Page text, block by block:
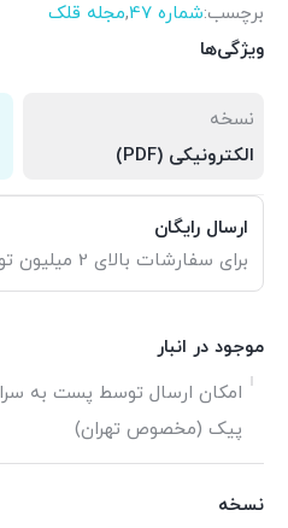
برچسب:شماره 47 ,مجله قلک
ویژگی‌ها
نسخه
الکترونیکی (PDF)
ارسال رایگان
برای سفارشات بالای 2 میلیون تومان
موجود در انبار
امکان ارسال توسط پست به
پیک (مخصوص تهران)
نسخه